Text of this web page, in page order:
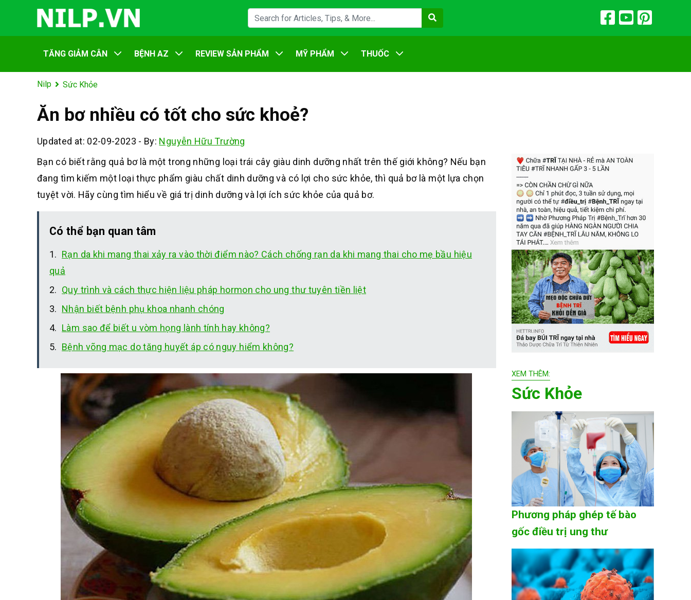
TĂNG GIẢM CÂN BỆNH AZ REVIEW SẢN PHẨM MỸ PHẨM THUỐC
Nilp Sức Khỏe
Ăn bơ nhiều có tốt cho sức khoẻ?
Updated at: 02-09-2023 - By: Nguyễn Hữu Trường
Bạn có biết rằng quả bơ là một trong những loại trái cây giàu dinh dưỡng nhất trên thế giới không? Nếu bạn
đang tìm kiếm một loại thực phẩm giàu chất dinh dưỡng và có lợi cho sức khỏe, thì quả bơ là một lựa chọn
tuyệt vời. Hãy cùng tìm hiểu về giá trị dinh dưỡng và lợi ích sức khỏe của quả bơ.
Có thể bạn quan tâm
Rạn da khi mang thai xảy ra vào thời điểm nào? Cách chống rạn da khi mang thai cho mẹ bầu hiệu
quả
Quy trình và cách thực hiện liệu pháp hormon cho ung thư tuyên tiền liệt
Nhận biết bệnh phụ khoa nhanh chóng
Làm sao để biết u vòm họng lành tính hay không?
Bệnh võng mạc do tăng huyết áp có nguy hiểm không?
XEM THÊM:
Sức Khỏe
Phương pháp ghép tế bào
gốc điều trị ung thư